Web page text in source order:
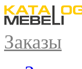
Заказы